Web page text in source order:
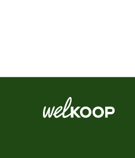
Inhoud
Inhoud consumenten eenheid